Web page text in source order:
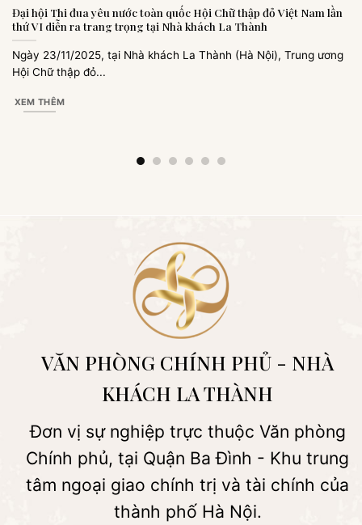
Đại hội Thi đua yêu nước toàn quốc Hội Chữ thập đỏ Việt Nam lần
thứ VI diễn ra trang trọng tại Nhà khách La Thành
Ngày 23/11/2025, tại Nhà khách La Thành (Hà Nội), Trung ương
Hội Chữ thập đỏ...
XEM THÊM
VĂN PHÒNG CHÍNH PHỦ - NHÀ
KHÁCH LA THÀNH
Đơn vị sự nghiệp trực thuộc Văn phòng
Chính phủ, tại Quận Ba Đình - Khu trung
tâm ngoại giao chính trị và tài chính của
thành phố Hà Nội.